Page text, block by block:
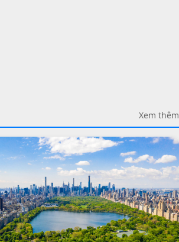
Xem thêm